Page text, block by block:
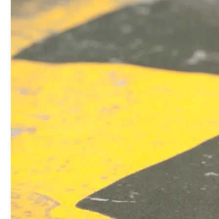
stoppen.de/ticker/
#atommüll
#castor
castor-stoppen.de
Ticker – Castor
stoppen!
Castor stoppen!
@castorstoppen.bsky.social
⋅
Gegen 23.20 Uhr ist der
12. Castortransport im
Kreuz Holz abgebogen
Richtung Neuss auf die
A46 - castor-
stoppen.de/ticker/#route
#atommüll #castor